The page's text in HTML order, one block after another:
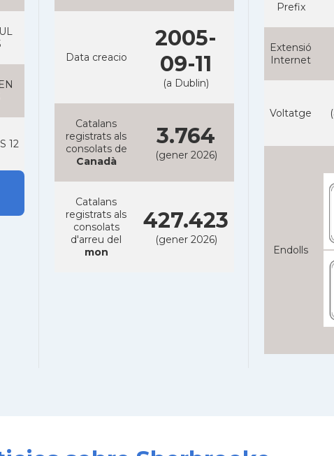
12
Data creacio
2005-
09-11
(a Dublin)
Catalans
registrats als
consolats de
Canadà
3.764
(gener 2026)
Catalans
registrats als
consolats
d'arreu del
mon
427.423
(gener 2026)
Prefix
Extensió
Internet
Voltatge
Endolls